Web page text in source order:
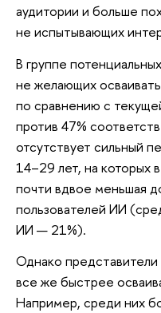
аудитории и больше
не испытывающих
В группе
не желающих
по сравнению с
против 47%
отсутствует сильный
14–29 лет, на которых
почти вдвое меньшая
пользователей ИИ
ИИ — 21%).
Однако
все же быстрее
Например, среди них